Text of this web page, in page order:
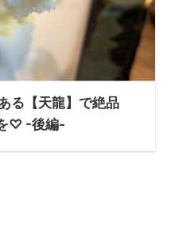
る【天龍】で絶品
♡ -後編-